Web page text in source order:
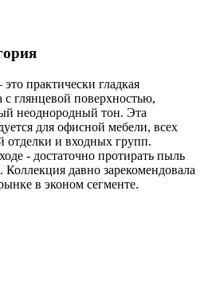
практически гладкая
с глянцевой поверхностью,
неоднородный тон. Эта
для офисной мебели, всех
отделки и входных групп.
- достаточно протирать пыль
давно зарекомендовала
в эконом сегменте.